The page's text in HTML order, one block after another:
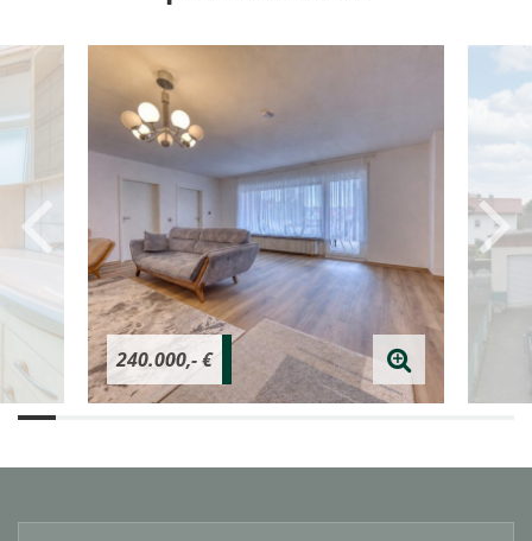
240.000,- €